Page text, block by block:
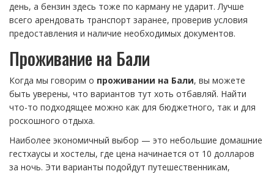
день, а бензин здесь тоже по карману не ударит. Лучше
всего арендовать транспорт заранее, проверив условия
предоставления и наличие необходимых документов.
Проживание на Бали
Когда мы говорим о проживании на Бали, вы можете
быть уверены, что вариантов тут хоть отбавляй. Найти
что-то подходящее можно как для бюджетного, так и для
роскошного отдыха.
Наиболее экономичный выбор — это небольшие домашние
гестхаусы и хостелы, где цена начинается от 10 долларов
за ночь. Эти варианты подойдут путешественникам,